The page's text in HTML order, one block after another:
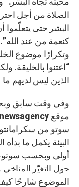
الصلاة من أجل
البشر حتى يتعلّموا
كنعمة من عند الله”.
وتكرارًا موضوع
“اعتنوا بالخليقة.
الذين ليس لديهم
وفي وقت سابق
موقع
سوتو من سكرامانتو
البيئة يكمل ما
أولى وبحسب سوتو،
حول التغيّر
الموضوع شارحًا كيف